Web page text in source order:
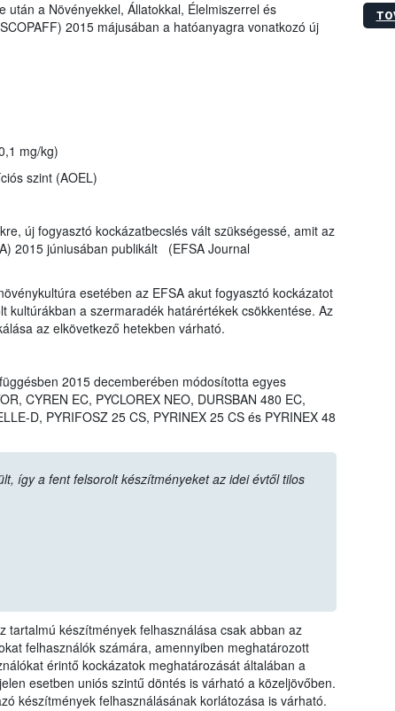
a Növényekkel, Állatokkal, Élelmiszerrel és
2015 májusában a hatóanyagra vonatkozó új
mg/kg)
szint (AOEL)
új fogyasztó kockázatbecslés vált szükségessé, amit az
2015 júniusában publikált (EFSA Journal
esetében az EFSA akut fogyasztó kockázatot
kultúrákban a szermaradék határértékek csökkentése. Az
az elkövetkező hetekben várható.
2015 decemberében módosította egyes
CYREN EC, PYCLOREX NEO, DURSBAN 480 EC,
D, PYRIFOSZ 25 CS, PYRINEX 25 CS és PYRINEX 48
így a fent felsorolt készítményeket az idei évtől tilos
tartalmú készítmények felhasználása csak abban az
felhasználók számára, amennyiben meghatározott
érintő kockázatok meghatározását általában a
esetben uniós szintű döntés is várható a közeljövőben.
készítmények felhasználásának korlátozása is várható.